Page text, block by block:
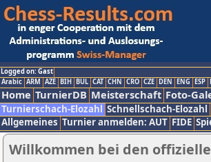
Logged on: Gast
Arabic ARM AZE BIH BUL CAT CHN CRO CZE DEN ENG ESP
Home TurnierDB Meisterschaft Foto-
Turnierschach-Elozahl Schnellschach-Elozahl
Allgemeines Turnier anmelden: AUT FIDE
Willkommen bei den